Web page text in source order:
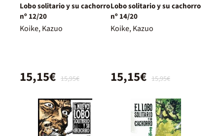
Lobo solitario y su cachorro
nº 12/20
Koike, Kazuo
15,95€
15,15€
Lobo solitario y su cachorro
nº 14/20
Koike, Kazuo
15,95€
15,15€